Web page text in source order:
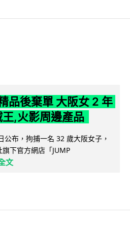
品後棄單 大阪女 2 年
,火影周邊產品
公布，拘捕一名 32 歲大阪女子，
下官方網店「JUMP
文